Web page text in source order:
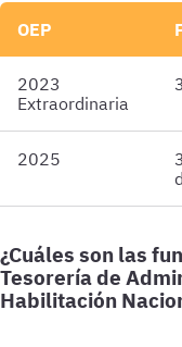
OEP
2023
Extraordinaria
2025
¿Cuáles son las
Tesorería de
Habilitación